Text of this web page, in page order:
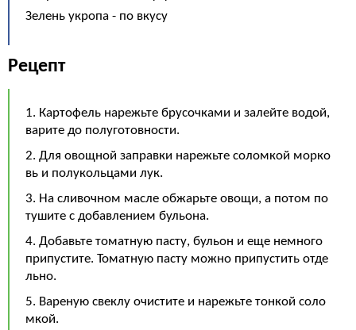
Зелень укропа - по вкусу
Рецепт
1. Картофель нарежьте брусочками и залейте водой,
варите до полуготовности.
2. Для овощной заправки нарежьте соломкой морко
вь и полукольцами лук.
3. На сливочном масле обжарьте овощи, а потом по
тушите с добавлением бульона.
4. Добавьте томатную пасту, бульон и еще немного
припустите. Томатную пасту можно припустить отде
льно.
5. Вареную свеклу очистите и нарежьте тонкой соло
мкой.